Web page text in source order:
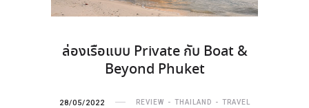
ล่องเรือแบบ Private กับ Boat &
Beyond Phuket
28/05/2022 REVIEW THAILAND TRAVEL